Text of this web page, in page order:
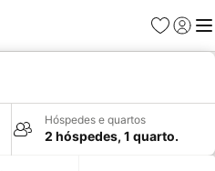
Favoritos
Iniciar
Hóspedes e quartos
2 hóspedes, 1 quarto.